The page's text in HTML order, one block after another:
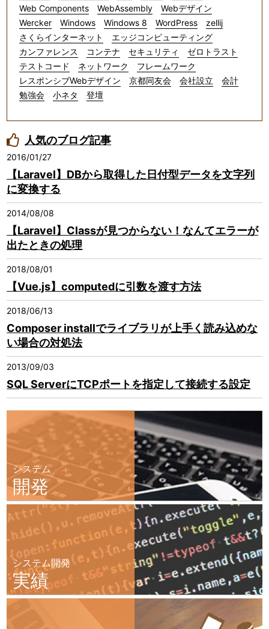
Web Components
WebAssembly
Webデザイン
Wercker
Windows Windows 8 WordPress
zellij
さくらインターネット
エッジコンピューティング
カンファレンス
コンテナ セキュリティ
ゼロトラスト
テストコード
ネットワーク
フレームワーク
レスポンシブWebデザイン
京都同友会 会社設立
会計
勉強会
小ネタ 登壇
人気のブログ記事
2016/01/27
【Laravel】DBから取得した日付型データを文字列
に変換する
2014/08/08
【Laravel】Classが見つからない！なんてエラーが
出たときの処理
2018/08/01
【Vue.js】computedに引数を渡す方法
2018/06/13
Composer installでライブラリが上手く読み込めな
い場合の対処法
2013/09/03
SQL ServerにTCPポートを指定して接続する設定
システム
開発
システム開発
実績